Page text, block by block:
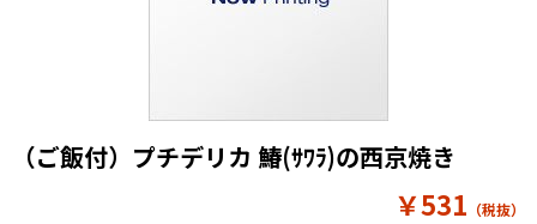
（ご飯付）プチデリカ 鰆(ｻﾜﾗ)の西京焼き
￥531